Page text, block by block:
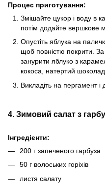
Процес приготування:
Змішайте цукор і воду в
потім додайте вершкове
Опустіть яблука на
щоб повністю покрити.
занурити яблуко з
кокоса, натертий
Викладіть на пергамент і
4. Зимовий салат з
Інгредієнти:
200 г запеченого гарбуза
50 г волоських горіхів
листя салату